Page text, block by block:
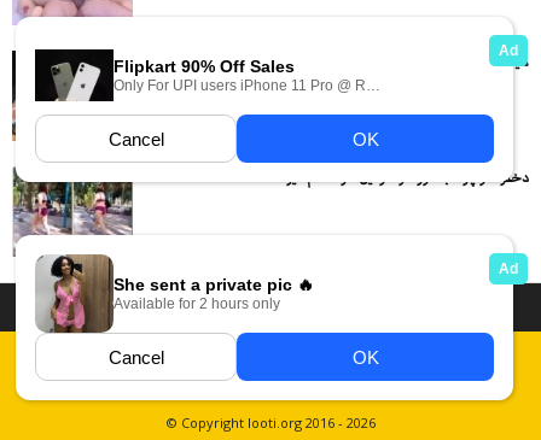
میلف گوشتی رو تو صندلی عقب خوابونده وداره میکنه تو کوصش
دختره تو پارک با شورت و سوتین داره قدم میزنه
دسته بندی فیلم های سکسی
داستان سکسی ایرانی
عکس سکسی ایرانی
فیلم های سکسی زهرا قوانین
Report Abuse
© Copyright looti.org 2016 - 2026